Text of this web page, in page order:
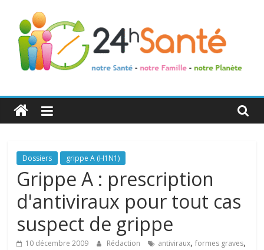
24h
Santé
La
santé
de
toute
famille
Dossiers grippe A (H1N1)
Grippe A : prescription
d'antiviraux pour tout cas
suspect de grippe
10 décembre 2009 Rédaction antiviraux,formes graves,